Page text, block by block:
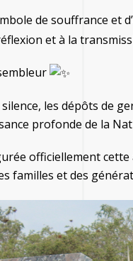
de souffrance et
et à la
les dépôts de
profonde de la
officiellement
familles et des